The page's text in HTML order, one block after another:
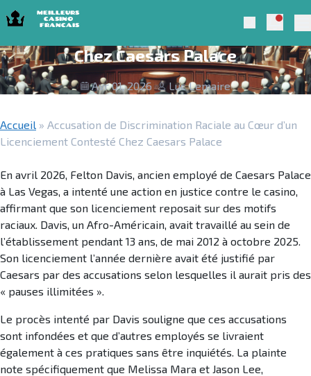
Skip to navigation
Skip to content
Meilleurs Casino Francais 2025
Search
Accusation de Discrimination Raciale
au Cœur d’un Licenciement Contesté
Chez Caesars Palace
Avr 01, 2026 Luc Lemaire
Accueil » Accusation de Discrimination Raciale au Cœur d’un
Licenciement Contesté Chez Caesars Palace
En avril 2026, Felton Davis, ancien employé de Caesars Palace
à Las Vegas, a intenté une action en justice contre le casino,
affirmant que son licenciement reposait sur des motifs
raciaux. Davis, un Afro-Américain, avait travaillé au sein de
l’établissement pendant 13 ans, de mai 2012 à octobre 2025.
Son licenciement l’année dernière avait été justifié par
Caesars par des accusations selon lesquelles il aurait pris des
« pauses illimitées ».
Le procès intenté par Davis souligne que ces accusations
sont infondées et que d’autres employés se livraient
également à ces pratiques sans être inquiétés. La plainte
note spécifiquement que Melissa Mara et Jason Lee,